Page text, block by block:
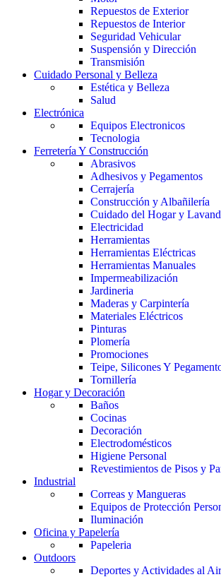
Repuestos de Exterior
Repuestos de Interior
Seguridad Vehicular
Suspensión y Dirección
Transmisión
Cuidado Personal y Belleza
Estética y Belleza
Salud
Electrónica
Equipos Electronicos
Tecnologia
Ferretería Y Construcción
Abrasivos
Adhesivos y Pegamentos
Cerrajería
Construcción y Albañilería
Cuidado del Hogar y
Electricidad
Herramientas
Herramientas Eléctricas
Herramientas Manuales
Impermeabilización
Jardineria
Maderas y Carpintería
Materiales Eléctricos
Pinturas
Plomería
Promociones
Teipe, Silicones Y
Tornillería
Hogar y Decoración
Baños
Cocinas
Decoración
Electrodomésticos
Higiene Personal
Revestimientos de Pisos y
Industrial
Correas y Mangueras
Equipos de Protección
Iluminación
Oficina y Papelería
Papeleria
Outdoors
Deportes y Actividades al